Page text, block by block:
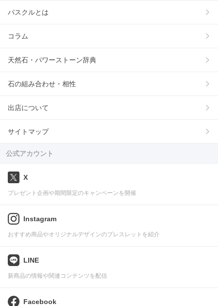
パスクルとは
コラム
天然石・パワーストーン辞典
石の組み合わせ・相性
出店について
サイトマップ
公式アカウント
X
プレゼント企画や期間限定のキャンペーンを開催
Instagram
おすすめ商品やオリジナルデザインのブレスレットを紹介
LINE
新商品の情報や関連コンテンツを配信
Facebook